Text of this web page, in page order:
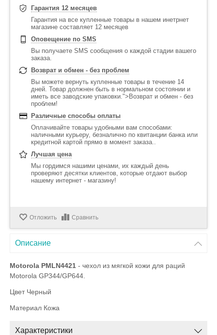
Гарантия 12 месяцев
Гарантия на все купленные товары в нашем инетрнет
магазине составляет 12 месяцев
Оповещение по SMS
Вы получаете SMS сообщения о каждой стадии вашего
заказа.
Возврат и обмен - без проблем
Вы можете вернуть купленные товары в течение 14
дней. Товар должнен быть в нормальном состоянии и
иметь все заводские упаковки.">Возврат и обмен - без
проблем!
Различные способы оплаты
Оплачивайте товары удобными вам способами:
наличными курьеру, безналично по квитанции банка или
кредитной картой прямо в момент заказа..
Лучшая цена
Мы гордимся нашими ценами, их каждый день
проверяют десятки клиентов, которые отдают выбор
нашему интернет - магазину!
Отложить Сравнить
Описание
Motorola PMLN4421 - чехол из мягкой кожи для раций
Motorola GP344/GP644.
Цвет Черный
Материал Кожа
Характеристики